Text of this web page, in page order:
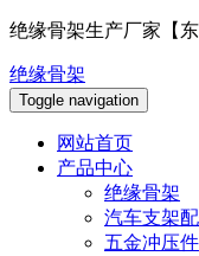
绝缘骨架生产厂家【
绝缘骨架
Toggle navigation
网站首页
产品中心
绝缘骨架
汽车支架
五金冲压件